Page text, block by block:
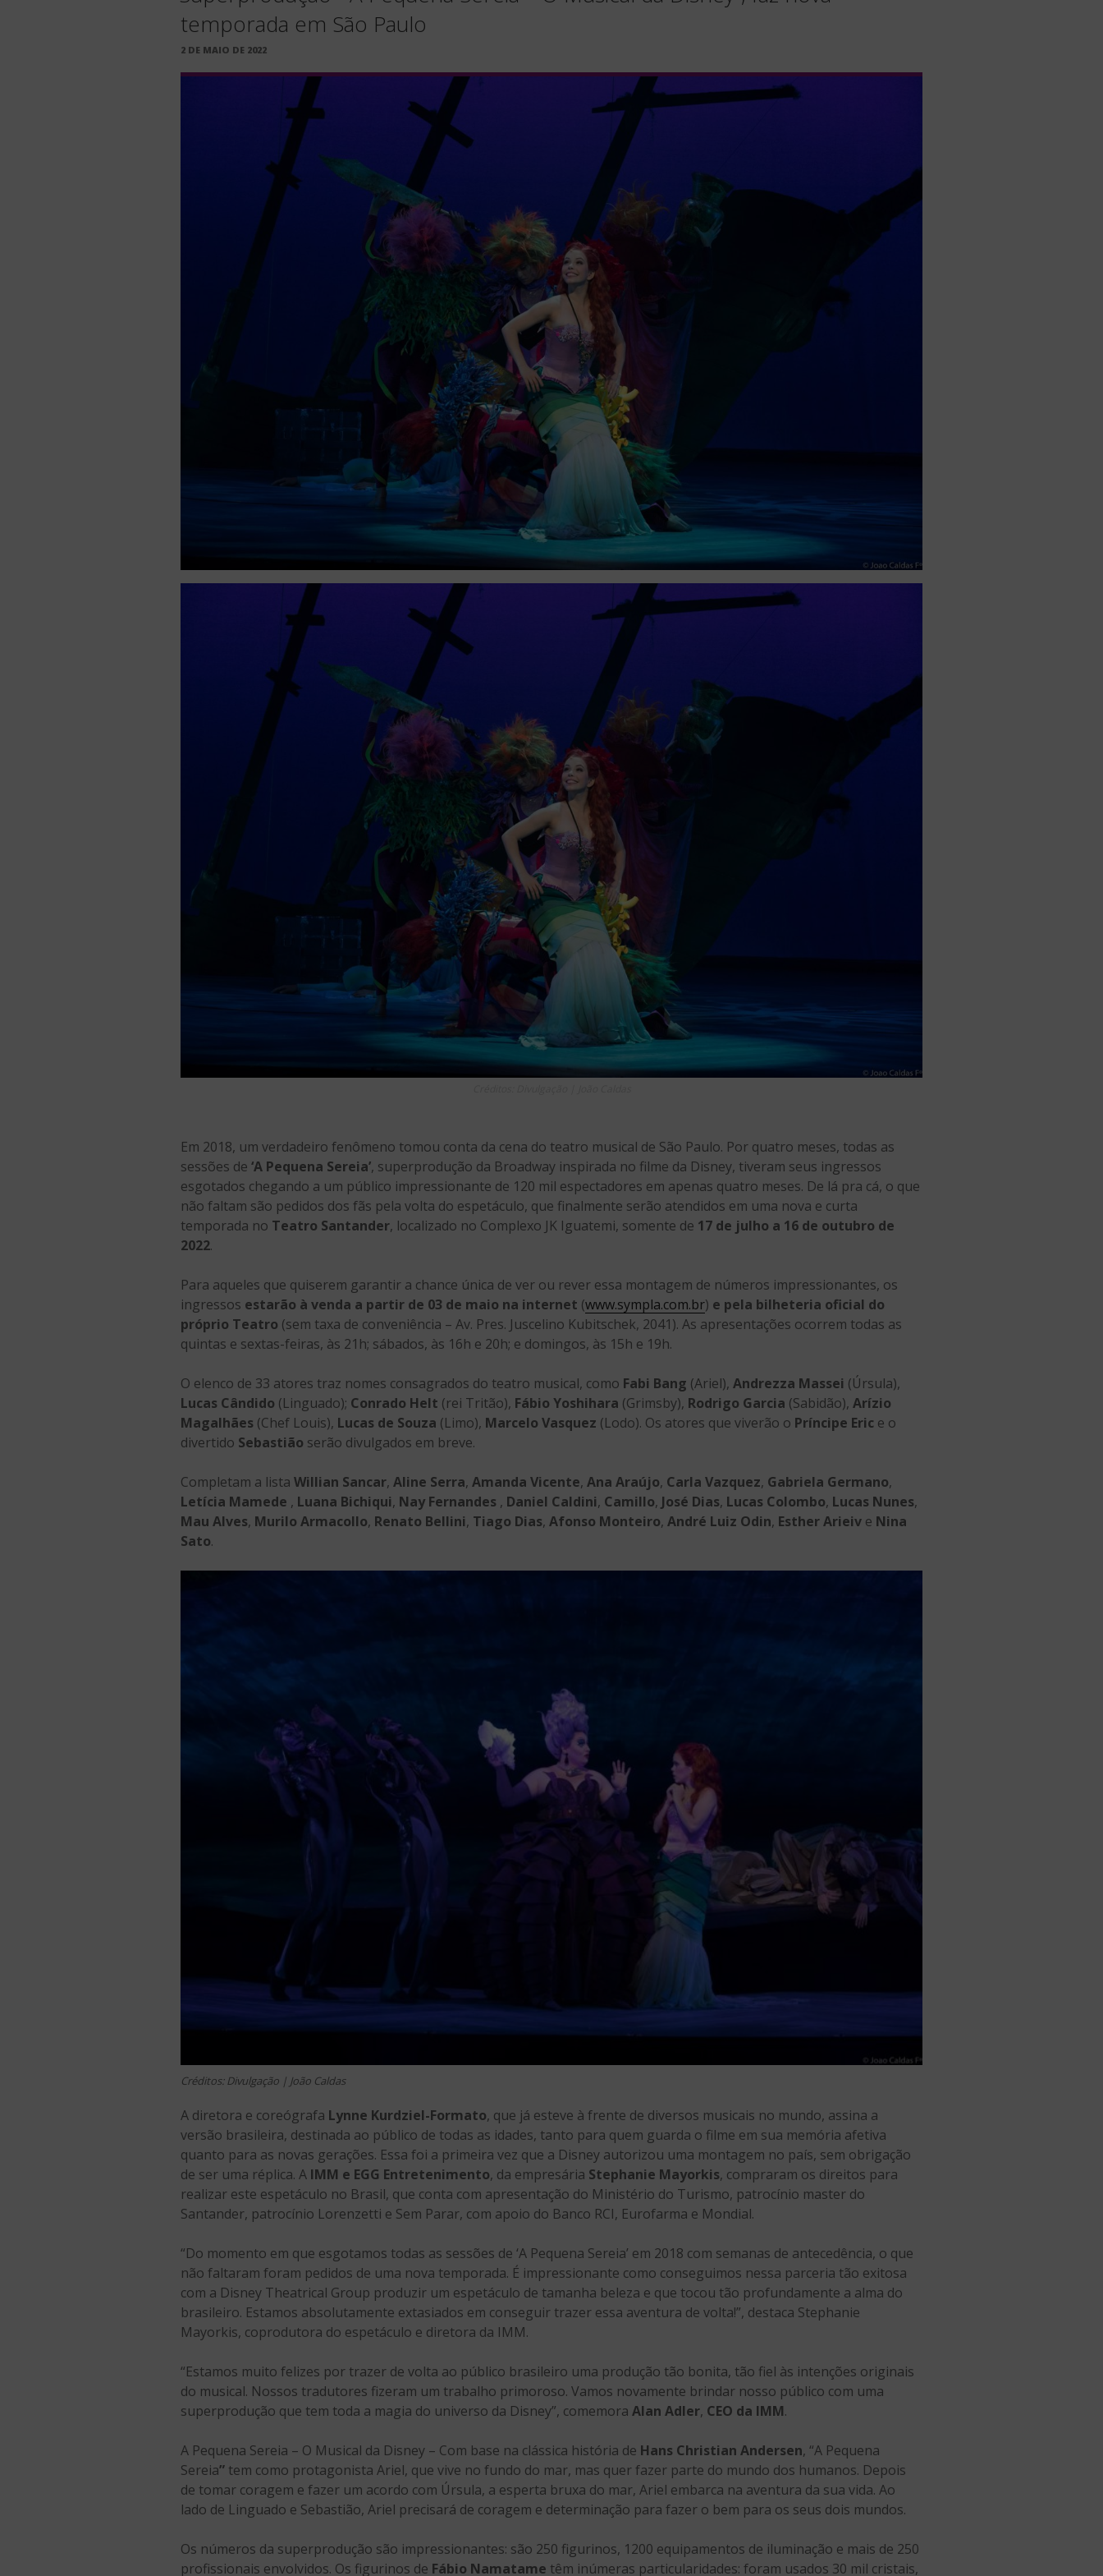
temporada em São Paulo
PUBLICADO
2 DE MAIO DE 2022
Em 2018, um verdadeiro fenômeno tomou conta da cena do teatro musical de São Paulo. Por quatro meses, todas as
sessões de ‘A Pequena Sereia’, superprodução da Broadway inspirada no filme da Disney, tiveram seus ingressos
esgotados chegando a um público impressionante de 120 mil espectadores em apenas quatro meses. De lá pra cá, o que
não faltam são pedidos dos fãs pela volta do espetáculo, que finalmente serão atendidos em uma nova e curta
temporada no Teatro Santander, localizado no Complexo JK Iguatemi, somente de 17 de julho a 16 de outubro de
2022.
Para aqueles que quiserem garantir a chance única de ver ou rever essa montagem de números impressionantes, os
ingressos estarão à venda a partir de 03 de maio na internet (www.sympla.com.br) e pela bilheteria oficial do
próprio Teatro (sem taxa de conveniência – Av. Pres. Juscelino Kubitschek, 2041). As apresentações ocorrem todas as
quintas e sextas-feiras, às 21h; sábados, às 16h e 20h; e domingos, às 15h e 19h.
O elenco de 33 atores traz nomes consagrados do teatro musical, como Fabi Bang (Ariel), Andrezza Massei (Úrsula),
Lucas Cândido (Linguado); Conrado Helt (rei Tritão), Fábio Yoshihara (Grimsby), Rodrigo Garcia (Sabidão), Arízio
Magalhães (Chef Louis), Lucas de Souza (Limo), Marcelo Vasquez (Lodo). Os atores que viverão o Príncipe Eric e o
divertido Sebastião serão divulgados em breve.
Completam a lista Willian Sancar, Aline Serra, Amanda Vicente, Ana Araújo, Carla Vazquez, Gabriela Germano,
Letícia Mamede , Luana Bichiqui, Nay Fernandes , Daniel Caldini, Camillo, José Dias, Lucas Colombo, Lucas Nunes,
Mau Alves, Murilo Armacollo, Renato Bellini, Tiago Dias, Afonso Monteiro, André Luiz Odin, Esther Arieiv e Nina
Sato.
Créditos: Divulgação | João Caldas
A diretora e coreógrafa Lynne Kurdziel-Formato, que já esteve à frente de diversos musicais no mundo, assina a
versão brasileira, destinada ao público de todas as idades, tanto para quem guarda o filme em sua memória afetiva
quanto para as novas gerações. Essa foi a primeira vez que a Disney autorizou uma montagem no país, sem obrigação
de ser uma réplica. A IMM e EGG Entretenimento, da empresária Stephanie Mayorkis, compraram os direitos para
realizar este espetáculo no Brasil, que conta com apresentação do Ministério do Turismo, patrocínio master do
Santander, patrocínio Lorenzetti e Sem Parar, com apoio do Banco RCI, Eurofarma e Mondial.
“Do momento em que esgotamos todas as sessões de ‘A Pequena Sereia’ em 2018 com semanas de antecedência, o que
não faltaram foram pedidos de uma nova temporada. É impressionante como conseguimos nessa parceria tão exitosa
com a Disney Theatrical Group produzir um espetáculo de tamanha beleza e que tocou tão profundamente a alma do
brasileiro. Estamos absolutamente extasiados em conseguir trazer essa aventura de volta!”, destaca Stephanie
Mayorkis, coprodutora do espetáculo e diretora da IMM.
“Estamos muito felizes por trazer de volta ao público brasileiro uma produção tão bonita, tão fiel às intenções originais
do musical. Nossos tradutores fizeram um trabalho primoroso. Vamos novamente brindar nosso público com uma
superprodução que tem toda a magia do universo da Disney”, comemora Alan Adler, CEO da IMM.
A Pequena Sereia – O Musical da Disney – Com base na clássica história de Hans Christian Andersen, “A Pequena
Sereia” tem como protagonista Ariel, que vive no fundo do mar, mas quer fazer parte do mundo dos humanos. Depois
de tomar coragem e fazer um acordo com Úrsula, a esperta bruxa do mar, Ariel embarca na aventura da sua vida. Ao
lado de Linguado e Sebastião, Ariel precisará de coragem e determinação para fazer o bem para os seus dois mundos.
Os números da superprodução são impressionantes: são 250 figurinos, 1200 equipamentos de iluminação e mais de 250
profissionais envolvidos. Os figurinos de Fábio Namatame têm inúmeras particularidades: foram usados 30 mil cristais,